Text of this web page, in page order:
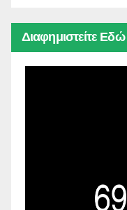
Διαφημιστείτε Εδώ